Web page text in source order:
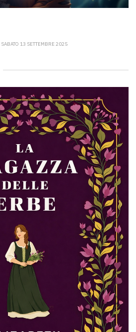
SABATO 13 SETTEMBRE 2025